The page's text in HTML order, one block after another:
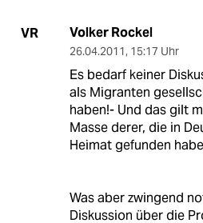
VR Volker Rockel
26.04.2011, 15:17 Uhr
Es bedarf keiner
als Migranten
haben!- Und das gilt
Masse derer, die in
Heimat gefunden
Was aber zwingend
Diskussion über die